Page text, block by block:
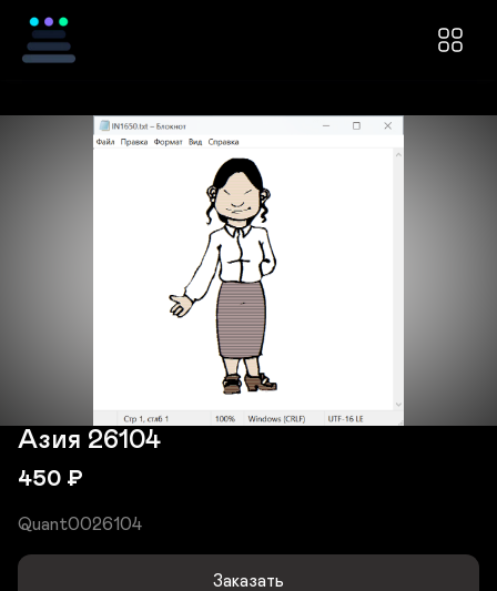
Азия 26104
450 ₽
Quant0026104
Заказать